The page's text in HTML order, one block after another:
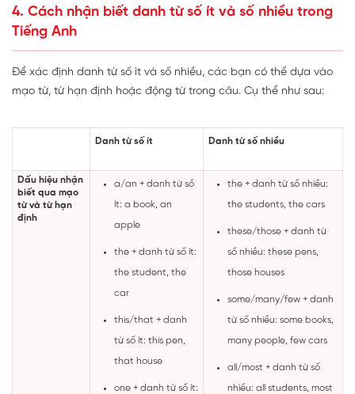
4. Cách nhận biết danh từ số ít và số nhiều trong
Tiếng Anh
Để xác định danh từ số ít và số nhiều, các bạn có thể dựa vào
mạo từ, từ hạn định hoặc động từ trong câu. Cụ thể như sau:
Danh từ số ít Danh từ số nhiều
Dấu hiệu nhận
biết qua mạo
từ và từ hạn
định
a/an + danh từ số
ít: a book, an
apple
the + danh từ số ít:
the student, the
car
this/that + danh
từ số ít: this pen,
that house
one + danh từ số ít:
the + danh từ số nhiều:
the students, the cars
these/those + danh từ
số nhiều: these pens,
those houses
some/many/few + danh
từ số nhiều: some books,
many people, few cars
all/most + danh từ số
nhiều: all students, most